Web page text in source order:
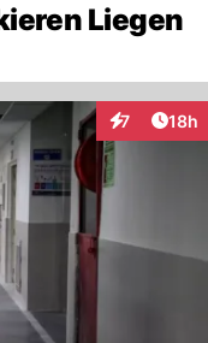
Liegen
7 18h